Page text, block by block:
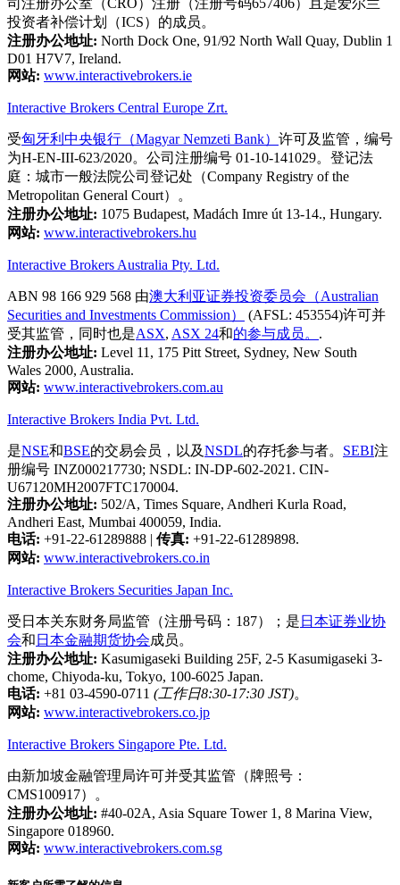
投资者补偿计划（ICS）的成员。
注册办公地址: North Dock One, 91/92 North Wall Quay, Dublin 1
D01 H7V7, Ireland.
网站: www.interactivebrokers.ie
Interactive Brokers Central Europe Zrt.
受匈牙利中央银行（Magyar Nemzeti Bank） 许可及监管，编号
为H-EN-III-623/2020。公司注册编号 01-10-141029。登记法
庭：城市一般法院公司登记处（Company Registry of the
Metropolitan General Court）。
注册办公地址: 1075 Budapest, Madách Imre út 13-14., Hungary.
网站: www.interactivebrokers.hu
Interactive Brokers Australia Pty. Ltd.
ABN 98 166 929 568 由澳大利亚证券投资委员会（Australian
Securities and Investments Commission）
(AFSL: 453554)许可并
受其监管，同时也是ASX, ASX 24和的参与成员。 .
注册办公地址: Level 11, 175 Pitt Street, Sydney, New South
Wales 2000, Australia.
网站: www.interactivebrokers.com.au
Interactive Brokers India Pvt. Ltd.
是NSE和BSE的交易会员，以及NSDL的存托参与者。 SEBI注
册编号 INZ000217730; NSDL: IN-DP-602-2021. CIN-
U67120MH2007FTC170004.
注册办公地址: 502/A, Times Square, Andheri Kurla Road,
Andheri East, Mumbai 400059, India.
电话: +91-22-61289888 | 传真: +91-22-61289898.
网站: www.interactivebrokers.co.in
Interactive Brokers Securities Japan Inc.
受日本关东财务局监管（注册号码：187）；是 日本证券业协
会和 日本金融期货协会成员。
注册办公地址: Kasumigaseki Building 25F, 2-5 Kasumigaseki 3-
chome, Chiyoda-ku, Tokyo, 100-6025 Japan.
电话: +81 03-4590-0711 (工作日8:30-17:30 JST)。
网站: www.interactivebrokers.co.jp
Interactive Brokers Singapore Pte. Ltd.
由新加坡金融管理局许可并受其监管（牌照号：
CMS100917）。
注册办公地址: #40-02A, Asia Square Tower 1, 8 Marina View,
Singapore 018960.
网站: www.interactivebrokers.com.sg